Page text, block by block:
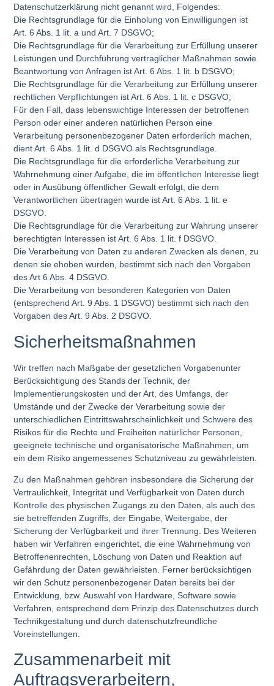
Datenschutzerklärung nicht genannt wird, Folgendes:
Die Rechtsgrundlage für die Einholung von Einwilligungen ist
Art. 6 Abs. 1 lit. a und Art. 7 DSGVO;
Die Rechtsgrundlage für die Verarbeitung zur Erfüllung unserer
Leistungen und Durchführung vertraglicher Maßnahmen sowie
Beantwortung von Anfragen ist Art. 6 Abs. 1 lit. b DSGVO;
Die Rechtsgrundlage für die Verarbeitung zur Erfüllung unserer
rechtlichen Verpflichtungen ist Art. 6 Abs. 1 lit. c DSGVO;
Für den Fall, dass lebenswichtige Interessen der betroffenen
Person oder einer anderen natürlichen Person eine
Verarbeitung personenbezogener Daten erforderlich machen,
dient Art. 6 Abs. 1 lit. d DSGVO als Rechtsgrundlage.
Die Rechtsgrundlage für die erforderliche Verarbeitung zur
Wahrnehmung einer Aufgabe, die im öffentlichen Interesse liegt
oder in Ausübung öffentlicher Gewalt erfolgt, die dem
Verantwortlichen übertragen wurde ist Art. 6 Abs. 1 lit. e
DSGVO.
Die Rechtsgrundlage für die Verarbeitung zur Wahrung unserer
berechtigten Interessen ist Art. 6 Abs. 1 lit. f DSGVO.
Die Verarbeitung von Daten zu anderen Zwecken als denen, zu
denen sie ehoben wurden, bestimmt sich nach den Vorgaben
des Art 6 Abs. 4 DSGVO.
Die Verarbeitung von besonderen Kategorien von Daten
(entsprechend Art. 9 Abs. 1 DSGVO) bestimmt sich nach den
Vorgaben des Art. 9 Abs. 2 DSGVO.
Sicherheitsmaßnahmen
Wir treffen nach Maßgabe der gesetzlichen Vorgabenunter
Berücksichtigung des Stands der Technik, der
Implementierungskosten und der Art, des Umfangs, der
Umstände und der Zwecke der Verarbeitung sowie der
unterschiedlichen Eintrittswahrscheinlichkeit und Schwere des
Risikos für die Rechte und Freiheiten natürlicher Personen,
geeignete technische und organisatorische Maßnahmen, um
ein dem Risiko angemessenes Schutzniveau zu gewährleisten.
Zu den Maßnahmen gehören insbesondere die Sicherung der
Vertraulichkeit, Integrität und Verfügbarkeit von Daten durch
Kontrolle des physischen Zugangs zu den Daten, als auch des
sie betreffenden Zugriffs, der Eingabe, Weitergabe, der
Sicherung der Verfügbarkeit und ihrer Trennung. Des Weiteren
haben wir Verfahren eingerichtet, die eine Wahrnehmung von
Betroffenenrechten, Löschung von Daten und Reaktion auf
Gefährdung der Daten gewährleisten. Ferner berücksichtigen
wir den Schutz personenbezogener Daten bereits bei der
Entwicklung, bzw. Auswahl von Hardware, Software sowie
Verfahren, entsprechend dem Prinzip des Datenschutzes durch
Technikgestaltung und durch datenschutzfreundliche
Voreinstellungen.
Zusammenarbeit mit
Auftragsverarbeitern,